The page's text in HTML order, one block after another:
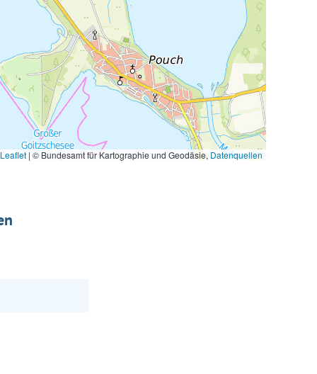
| © Bundesamt für Kartographie und Geodäsie, Datenquellen